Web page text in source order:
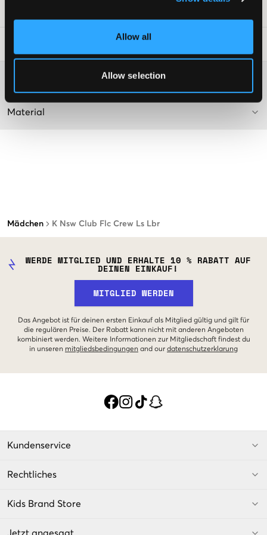
Allow all
Allow selection
Mädchen K Nsw Club Flc Crew Ls Lbr
Material
WERDE MITGLIED UND ERHALTE 10 % RABATT AUF
DEINEN EINKAUF!
MITGLIED WERDEN
Das Angebot ist für deinen ersten Einkauf als Mitglied gültig und gilt für
die regulären Preise. Der Rabatt kann nicht mit anderen Angeboten
kombiniert werden. Weitere Informationen zur Mitgliedschaft findest du
in unseren mitgliedsbedingungen and our datenschutzerklarung
Kundenservice
Rechtliches
Kids Brand Store